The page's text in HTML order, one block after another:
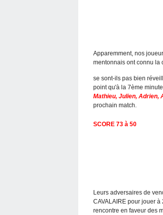
Apparemment, nos
mentonnais ont connu la
se sont-ils pas bien
point qu'à la 7ème
Mathieu, Julien, Adrien,
prochain match.
SCORE 73 à 50
Leurs adversaires de
CAVALAIRE pour jouer
rencontre en faveur des